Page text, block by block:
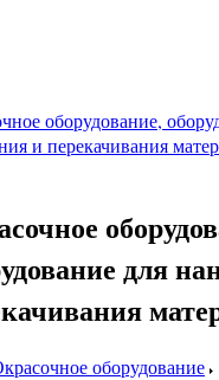
оборудование,
и перекачивания
для
оборудование